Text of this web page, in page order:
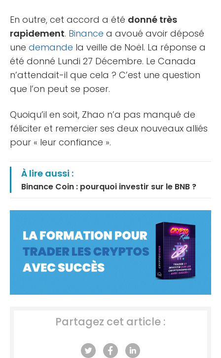
En outre, cet accord a été donné très
rapidement. Binance a avoué avoir déposé
une demande la veille de Noël. La réponse a
été donné Lundi 27 Décembre. Le Canada
n’attendait-il que cela ? C’est une question
que l’on peut se poser.
Quoiqu’il en soit, Zhao n’a pas manqué de
féliciter et remercier ses deux nouveaux alliés
pour « leur confiance ».
À lire aussi :
Binance Coin : pourquoi investir sur le BNB ?
Partagez cet article :